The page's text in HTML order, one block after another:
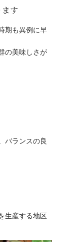
す
期も異例に早
の美味しさが
バランスの良
生産する地区